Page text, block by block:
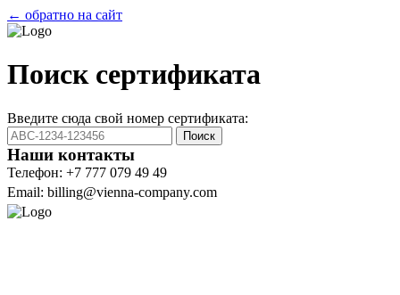
← обратно на сайт
Поиск сертификата
Введите сюда свой номер сертификата:
Поиск
Наши контакты
Телефон: +7 777 079 49 49
Email: billing@vienna-company.com